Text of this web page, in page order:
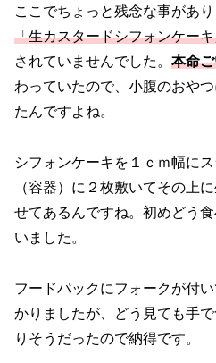
ここでちょっと残念な事があ
「生カスタードシフォンケー
されていませんでした。 本命
わっていたので、小腹のおや
たんですよね。
シフォンケーキを１ｃｍ幅に
（容器）に２枚敷いてその上
せてあるんですね。初めどう
いました。
フードパックにフォークが付
かりましたが、どう見ても手
りそうだったので納得です。